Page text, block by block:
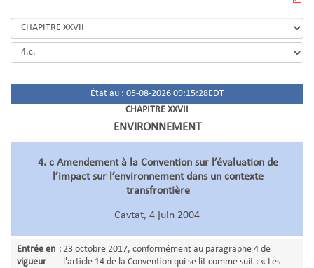
CETTE
PAGE
EN
PDF
État au : 05-08-2026 09:15:28EDT
CHAPITRE XXVII
ENVIRONNEMENT
4. c Amendement à la Convention sur l’évaluation de
l’impact sur l’environnement dans un contexte
transfrontière
Cavtat, 4 juin 2004
Entrée en
vigueur
: 23 octobre 2017, conformément au paragraphe 4 de
l'article 14 de la Convention qui se lit comme suit : « Les